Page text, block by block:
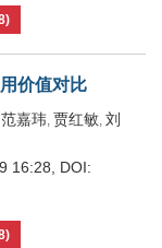
)
价值对比
范嘉玮, 贾红敏, 刘
16:28
DOI:
)